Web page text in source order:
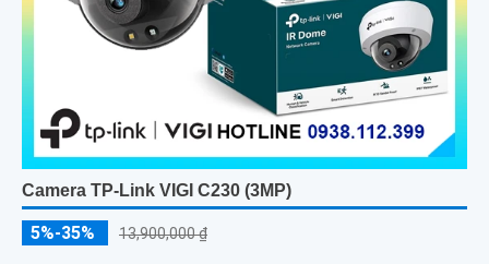
Camera TP-Link VIGI C230 (3MP)
5%-35% 13,900,000 ₫